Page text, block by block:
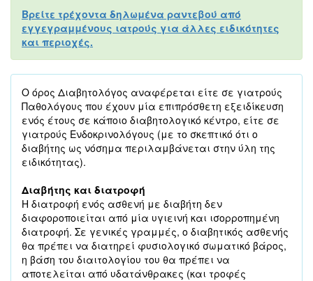
Βρείτε τρέχοντα δηλωμένα ραντεβού από
εγγεγραμμένους ιατρούς για άλλες ειδικότητες
και περιοχές.
Ο όρος Διαβητολόγος αναφέρεται είτε σε γιατρούς
Παθολόγους που έχουν μία επιπρόσθετη εξειδίκευση
ενός έτους σε κάποιο διαβητολογικό κέντρο, είτε σε
γιατρούς Ενδοκρινολόγους (με το σκεπτικό ότι ο
διαβήτης ως νόσημα περιλαμβάνεται στην ύλη της
ειδικότητας).
Διαβήτης και διατροφή
Η διατροφή ενός ασθενή με διαβήτη δεν
διαφοροποιείται από μία υγιεινή και ισορροπημένη
διατροφή. Σε γενικές γραμμές, ο διαβητικός ασθενής
θα πρέπει να διατηρεί φυσιολογικό σωματικό βάρος,
η βάση του διαιτολογίου του θα πρέπει να
αποτελείται από υδατάνθρακες (και τροφές